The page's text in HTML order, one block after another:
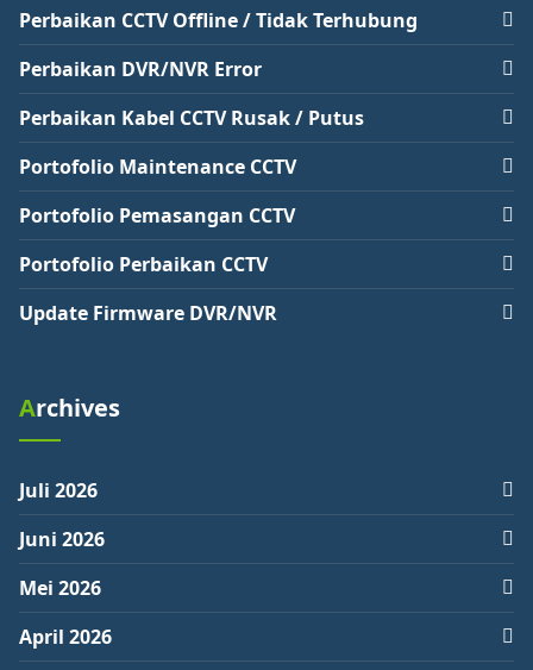
Perbaikan CCTV Offline / Tidak Terhubung
Perbaikan DVR/NVR Error
Perbaikan Kabel CCTV Rusak / Putus
Portofolio Maintenance CCTV
Portofolio Pemasangan CCTV
Portofolio Perbaikan CCTV
Update Firmware DVR/NVR
Archives
Juli 2026
Juni 2026
Mei 2026
April 2026